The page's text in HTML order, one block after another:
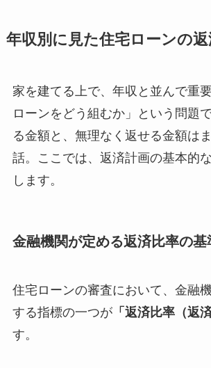
年収別に見た住宅ローンの
家を建てる上で、年収と並んで重
ローンをどう組むか」という問題
る金額と、無理なく返せる金額は
話。ここでは、返済計画の基本的
します。
金融機関が定める返済比率の基
住宅ローンの審査において、金融
する指標の一つが「返済比率（返
す。